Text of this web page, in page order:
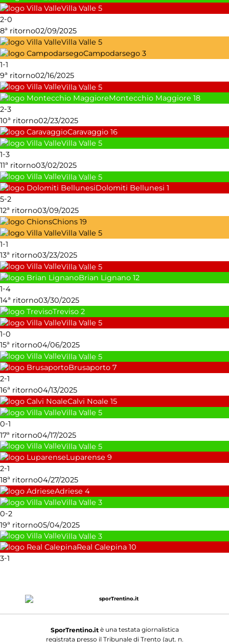
Villa Valle 5
2-0
8ª ritorno02/09/2025
Villa Valle 5
Campodarsego 3
1-1
9ª ritorno02/16/2025
Villa Valle 5
Montecchio Maggiore 18
2-3
10ª ritorno02/23/2025
Caravaggio 16
Villa Valle 5
1-3
11ª ritorno03/02/2025
Villa Valle 5
Dolomiti Bellunesi 1
5-2
12ª ritorno03/09/2025
Chions 19
Villa Valle 5
1-1
13ª ritorno03/23/2025
Villa Valle 5
Brian Lignano 12
1-4
14ª ritorno03/30/2025
Treviso 2
Villa Valle 5
1-0
15ª ritorno04/06/2025
Villa Valle 5
Brusaporto 7
2-1
16ª ritorno04/13/2025
Calvi Noale 15
Villa Valle 5
0-1
17ª ritorno04/17/2025
Villa Valle 5
Luparense 9
2-1
18ª ritorno04/27/2025
Adriese 4
Villa Valle 3
0-2
19ª ritorno05/04/2025
Villa Valle 3
Real Calepina 10
3-1
SporTrentino.itè una testata giornalistica
registrata presso il Tribunale di Trento (aut. n.